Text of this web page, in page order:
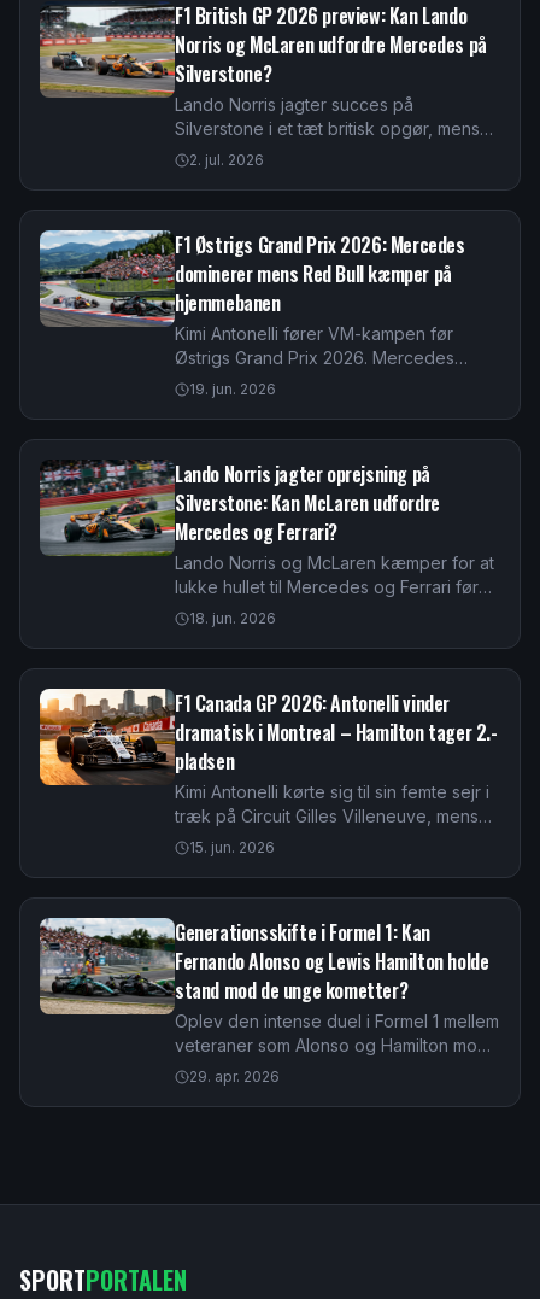
F1 British GP 2026 preview: Kan Lando
Norris og McLaren udfordre Mercedes på
Silverstone?
Lando Norris jagter succes på
Silverstone i et tæt britisk opgør, mens
Kimi Antonelli fører VM. Læs optakten til
2. jul. 2026
F1 Østrigs Grand Prix 2026: Mercedes
dominerer mens Red Bull kæmper på
hjemmebanen
Kimi Antonelli fører VM-kampen før
Østrigs Grand Prix 2026. Mercedes
dominerer under det nye reglement,
19. jun. 2026
Lando Norris jagter oprejsning på
Silverstone: Kan McLaren udfordre
Mercedes og Ferrari?
Lando Norris og McLaren kæmper for at
lukke hullet til Mercedes og Ferrari før
British GP 2026. Vi analyserer situationen
18. jun. 2026
F1 Canada GP 2026: Antonelli vinder
dramatisk i Montreal – Hamilton tager 2.-
pladsen
Kimi Antonelli kørte sig til sin femte sejr i
træk på Circuit Gilles Villeneuve, mens
makker George Russell udgik med
15. jun. 2026
Generationsskifte i Formel 1: Kan
Fernando Alonso og Lewis Hamilton holde
stand mod de unge kometter?
Oplev den intense duel i Formel 1 mellem
veteraner som Alonso og Hamilton mod
fremtidens stjerner. Læs om rekorder,
29. apr. 2026
SPORTPORTALEN